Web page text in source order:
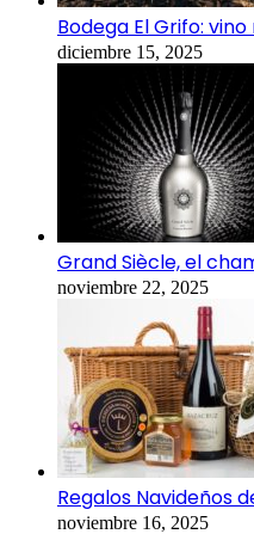
Bodega El Grifo:
diciembre 15, 2025
Grand Siècle, el
noviembre 22, 2025
Regalos Navideños
noviembre 16, 2025